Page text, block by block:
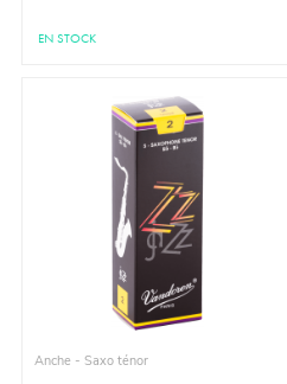
EN STOCK
Anche - Saxo ténor